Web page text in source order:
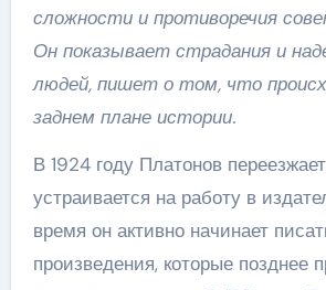
сложности и противоречия
Он показывает страдания и
людей, пишет о том, что
заднем плане истории.
В 1924 году Платонов
устраивается на работу в
время он активно начинает
произведения, которые позднее